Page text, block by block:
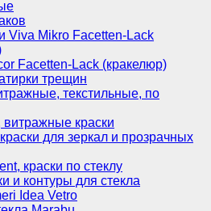
Viva Mikro Facetten-Lack
Facetten-Lack (кракелюр)
трещин
текстильные, по
витражные краски
для зеркал и прозрачных
краски по стеклу
и контуры для стекла
Idea Vetro